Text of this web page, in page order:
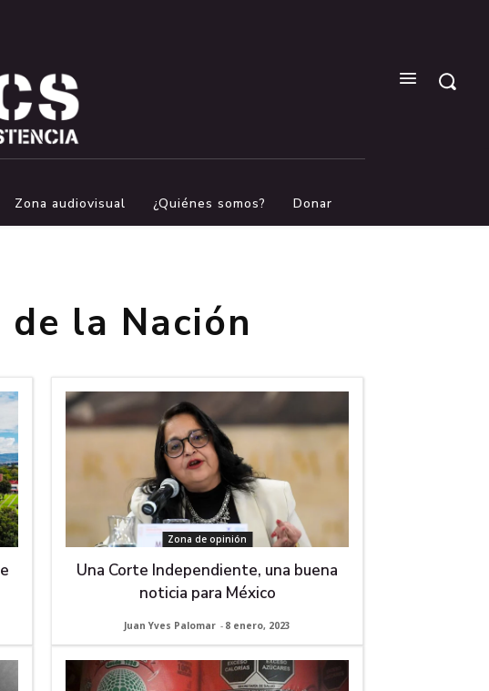
Zona audiovisual ¿Quiénes somos? Donar
la Nación
Zona de opinión
Una Corte Independiente, una buena
noticia para México
Juan Yves Palomar - 8 enero, 2023